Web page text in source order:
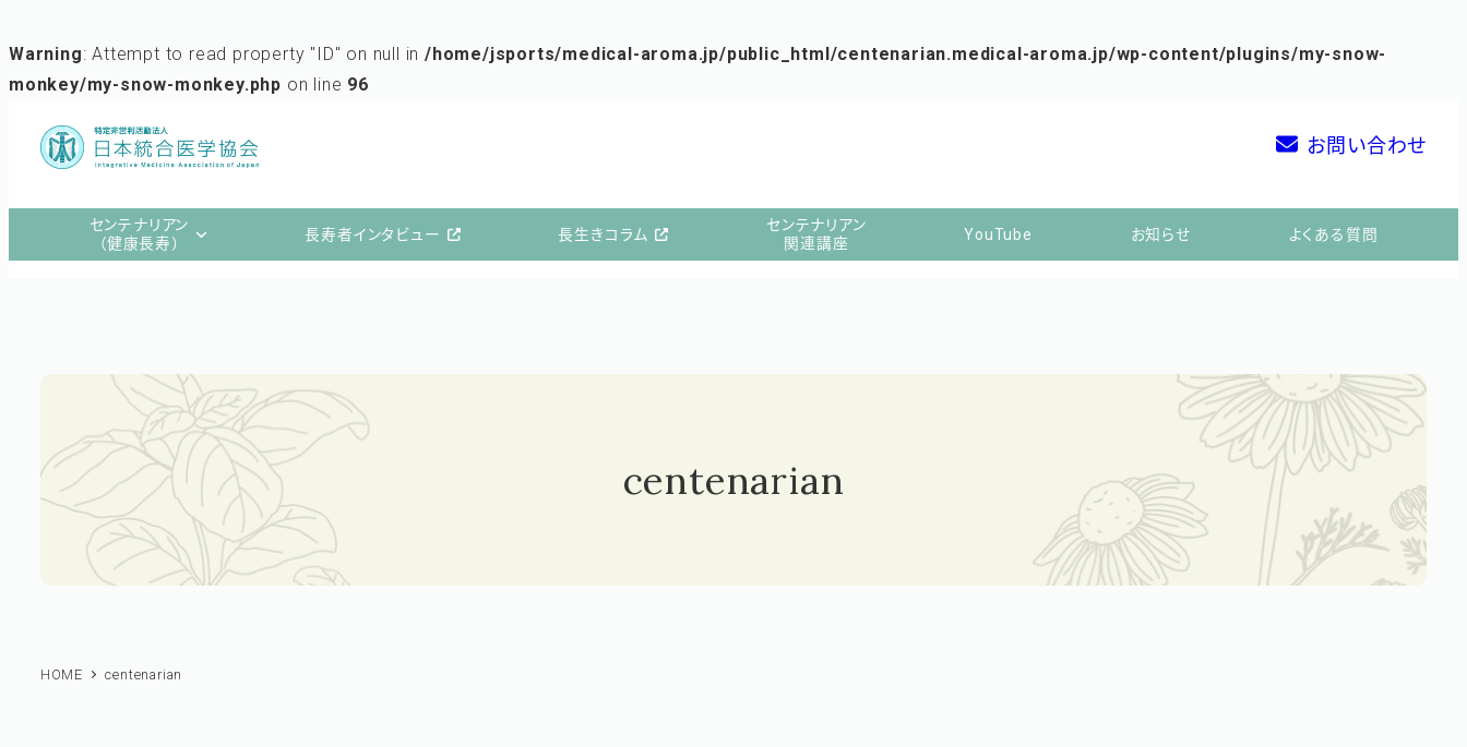
Warning: Attempt to read property "ID" on null in/home/jsports/medical-aroma.jp/public_html/centenarian.medical-aroma.jp/wp-content/plugins/my-snow-
monkey/my-snow-monkey.php on line 96
コ
テ
お問い合わせ
センテナリアン
（健康長寿）
長寿者インタビュー 長生きコラム
センテナリアン
関連講座
YouTube お知らせ よくある質問
centenarian
HOME centenarian